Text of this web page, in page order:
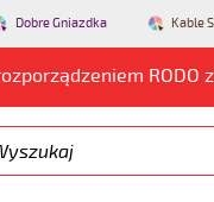
Dobre Gniazdka Kable